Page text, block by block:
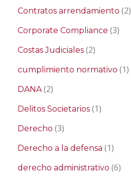
Contratos arrendamiento (2)
Corporate Compliance (3)
Costas Judiciales (2)
cumplimiento normativo (1)
DANA(2)
Delitos Societarios (1)
Derecho (3)
Derecho a la defensa (1)
derecho administrativo (6)